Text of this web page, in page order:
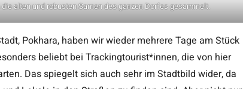
alten und robusten Samen des ganzen Dorfes gesammelt.
Pokhara, haben wir wieder mehrere Tage am Stück
beliebt bei Trackingtourist*innen, die von hier
Das spiegelt sich auch sehr im Stadtbild wider, da